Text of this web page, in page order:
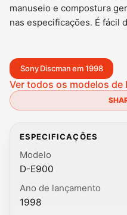
manuseio e compostura
nas especificações. É fácil
Sony Discman em 1998
Ver todos os modelos de
ESPECIFICAÇÕES
Modelo
D-E900
Ano de lançamento
1998